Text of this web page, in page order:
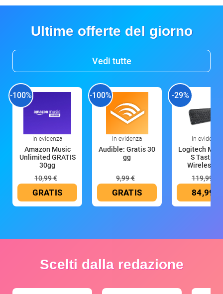
Ultime offerte del giorno
Vedi tutte
-100%
In evidenza
Amazon Music
Unlimited GRATIS
30gg
10,99 €
GRATIS
-100%
In evidenza
Audible: Gratis 30
gg
9,99 €
GRATIS
-29%
In evidenza
Logitech MX
S Tastiera
Wireless
119,99 €
84,99 €
Scelti dalla redazione